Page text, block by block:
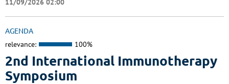
11/09/2026 02:00
AGENDA
relevance: 100%
2nd International Immunotherapy
Symposium